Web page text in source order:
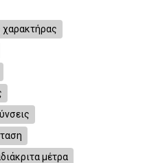
χαρακτήρας
μέτρα